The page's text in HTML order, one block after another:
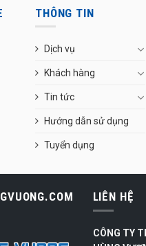
THÔNG TIN
Dịch vụ
Khách hàng
Tin tức
Hướng dẫn sử dụng
Tuyển dụng
LIÊN HỆ
CÔNG TY